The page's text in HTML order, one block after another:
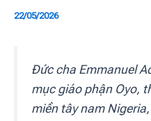
22/05/2026
Đức cha Emmanuel
mục giáo phận Oyo,
miền tây nam